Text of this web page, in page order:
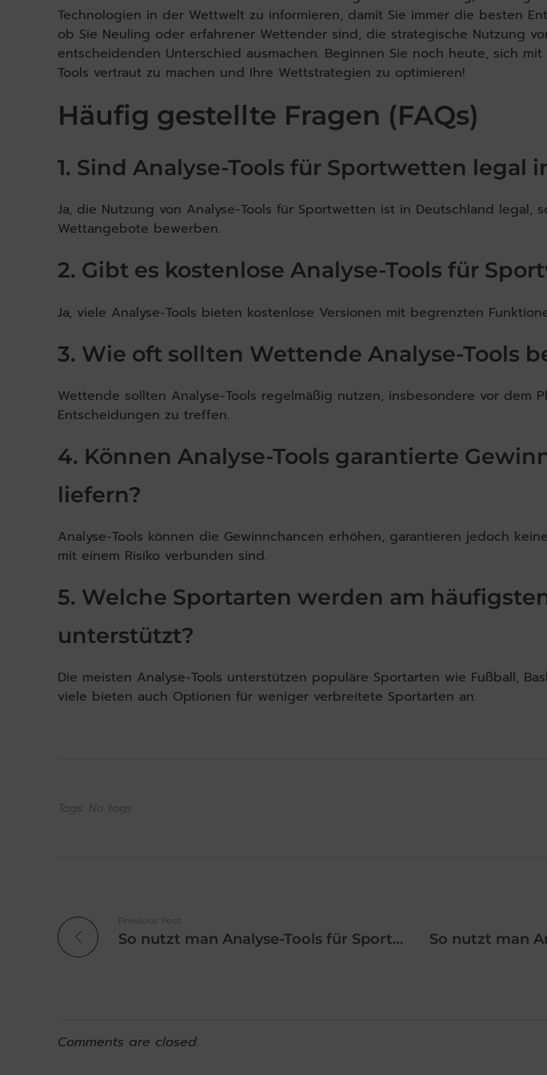
Technologien in der Wettwelt zu informieren, damit Sie immer die besten
ob Sie Neuling oder erfahrener Wettender sind, die strategische Nutzung
entscheidenden Unterschied ausmachen. Beginnen Sie noch heute, sich
Tools vertraut zu machen und Ihre Wettstrategien zu optimieren!
Häufig gestellte Fragen (FAQs)
1. Sind Analyse-Tools für Sportwetten legal
Ja, die Nutzung von Analyse-Tools für Sportwetten ist in Deutschland legal,
Wettangebote bewerben.
2. Gibt es kostenlose Analyse-Tools für
Ja, viele Analyse-Tools bieten kostenlose Versionen mit begrenzten
3. Wie oft sollten Wettende Analyse-Tools
Wettende sollten Analyse-Tools regelmäßig nutzen, insbesondere vor dem
Entscheidungen zu treffen.
4. Können Analyse-Tools garantierte
liefern?
Analyse-Tools können die Gewinnchancen erhöhen, garantieren jedoch
mit einem Risiko verbunden sind.
5. Welche Sportarten werden am
unterstützt?
Die meisten Analyse-Tools unterstützen populäre Sportarten wie Fußball,
viele bieten auch Optionen für weniger verbreitete Sportarten an.
So nutzt man Analyse-Tools für Sportwetten ohne Oase in Deutschland
Comments are closed.